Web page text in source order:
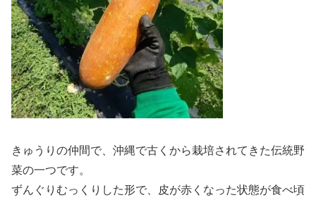
きゅうりの仲間で、沖縄で古くから栽培されてきた伝統野
菜の一つです。
ずんぐりむっくりした形で、皮が赤くなった状態が食べ頃